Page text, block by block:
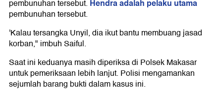
pembunuhan tersebut. Hendra adalah pelaku utama
pembunuhan tersebut.
'Kalau tersangka Unyil, dia ikut bantu membuang jasad
korban," imbuh Saiful.
Saat ini keduanya masih diperiksa di Polsek Makasar
untuk pemeriksaan lebih lanjut. Polisi mengamankan
sejumlah barang bukti dalam kasus ini.